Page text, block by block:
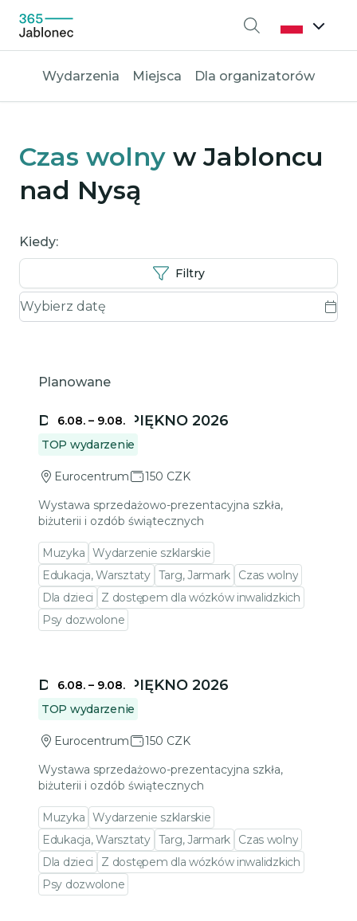
Wyszukiwanie
Wydarzenia Miejsca Dla organizatorów
Czas wolny w Jabloncu
nad Nysą
Kiedy:
Kiedy:
Filtry
Planowane
DELIKATNE PIĘKNO 2026
TOP wydarzenie
Eurocentrum
150 CZK
Wystawa sprzedażowo-prezentacyjna szkła,
biżuterii i ozdób świątecznych
Muzyka Wydarzenie szklarskie
Edukacja, Warsztaty Targ, Jarmark
Czas wolny
Dla dzieci
Z dostępem dla wózków inwalidzkich
Psy dozwolone
6.08. – 9.08.
DELIKATNE PIĘKNO 2026
TOP wydarzenie
Eurocentrum
150 CZK
Wystawa sprzedażowo-prezentacyjna szkła,
biżuterii i ozdób świątecznych
Muzyka Wydarzenie szklarskie
Edukacja, Warsztaty Targ, Jarmark
Czas wolny
Dla dzieci
Z dostępem dla wózków inwalidzkich
Psy dozwolone
6.08. – 9.08.